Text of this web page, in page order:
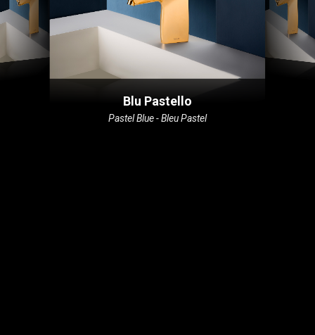
Blu Pastello
Pastel Blue - Bleu Pastel